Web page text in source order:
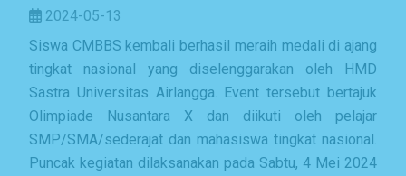
2024-05-13
Siswa CMBBS kembali berhasil meraih medali di ajang
tingkat nasional yang diselenggarakan oleh HMD
Sastra Universitas Airlangga. Event tersebut bertajuk
Olimpiade Nusantara X dan diikuti oleh pelajar
SMP/SMA/sederajat dan mahasiswa tingkat nasional.
Puncak kegiatan dilaksanakan pada Sabtu, 4 Mei 2024